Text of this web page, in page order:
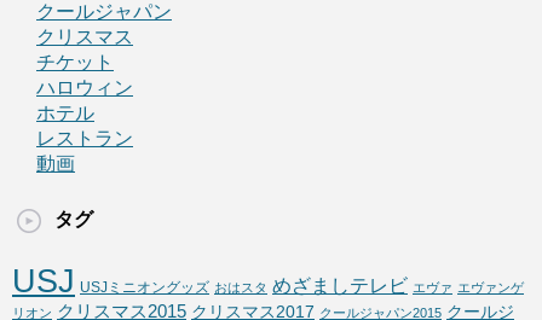
クールジャパン
クリスマス
チケット
ハロウィン
ホテル
レストラン
動画
タグ
USJ USJミニオングッズ おはスタ めざましテレビ エヴァ エヴァンゲ
リオン クリスマス2015 クリスマス2017 クールジャパン2015 クールジ